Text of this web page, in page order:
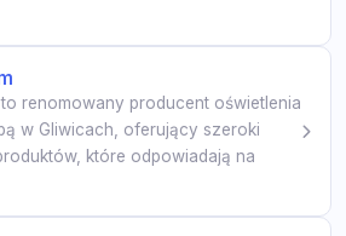
to renomowany producent oświetlenia
w Gliwicach, oferujący szeroki
które odpowiadają na